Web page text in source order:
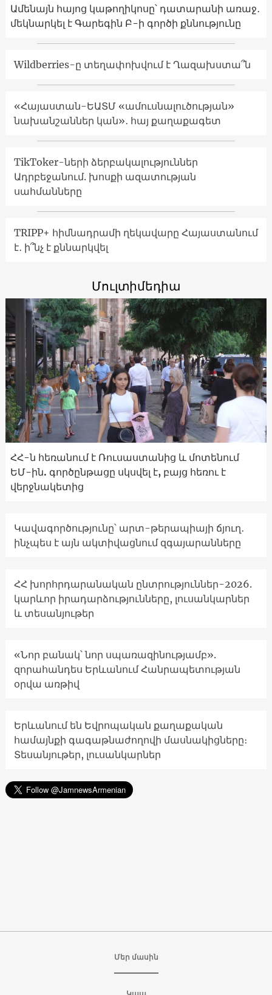
Ամենայն հայոց կաթողիկոսը՝ դատարանի առաջ․
մեկնարկել է Գարեգին Բ-ի գործի քննությունը
Wildberries-ը տեղափոխվում է Ղազախստա՞ն
«Հայաստան-ԵԱՏՄ «ամուսնալուծության»
նախանշաններ կան»․ հայ քաղաքագետ
TikToker-ների ձերբակալություններ
Ադրբեջանում. խոսքի ազատության
սահմանները
TRIPP+ հիմնադրամի ղեկավարը Հայաստանում
է․ ի՞նչ է քննարկվել
Մուլտիմեդիա
ՀՀ-ն հեռանում է Ռուսաստանից և մոտենում
ԵՄ-ին. գործընթացը սկսվել է, բայց հեռու է
վերջնակետից
Կավագործությունը՝ արտ-թերապիայի ճյուղ․
ինչպես է այն ակտիվացնում զգայարանները
ՀՀ խորհրդարանական ընտրություններ-2026.
կարևոր իրադարձությունները, լուսանկարներ
և տեսանյութեր
«Նոր բանակ՝ նոր սպառազինությամբ».
զորահանդես Երևանում Հանրապետության
օրվա առթիվ
Երևանում են Եվրոպական քաղաքական
համայնքի գագաթնաժողովի մասնակիցները։
Տեսանյութեր, լուսանկարներ
Մեր մասին